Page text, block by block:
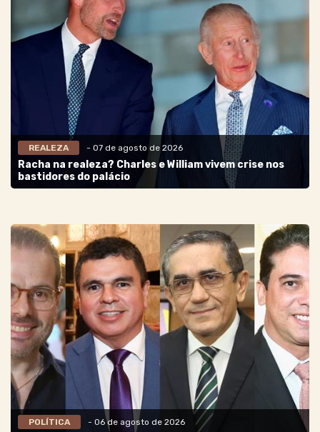
REALEZA - 07 de agosto de 2026
Racha na realeza? Charles e William vivem crise nos
bastidores do palácio
POLÍTICA - 06 de agosto de 2026